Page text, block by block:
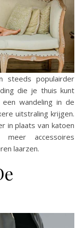
steeds populairder
die je thuis kunt
wandeling in de
uitstraling krijgen.
in plaats van katoen
accessoires
laarzen.